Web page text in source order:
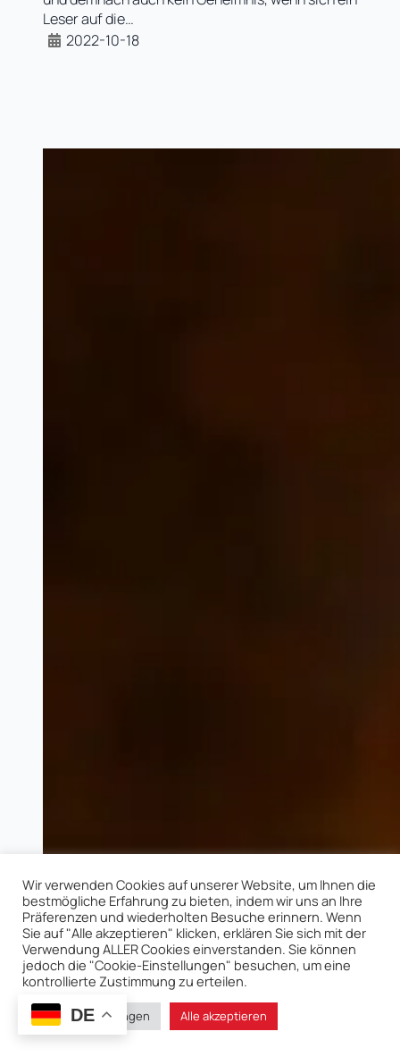
Leser auf die…
2022-10-18
Wir verwenden Cookies auf unserer Website, um Ihnen die
bestmögliche Erfahrung zu bieten, indem wir uns an Ihre
Präferenzen und wiederholten Besuche erinnern. Wenn
Sie auf "Alle akzeptieren" klicken, erklären Sie sich mit der
Verwendung ALLER Cookies einverstanden. Sie können
jedoch die "Cookie-Einstellungen" besuchen, um eine
kontrollierte Zustimmung zu erteilen.
Cookie-Einstellungen Alle akzeptieren
DE